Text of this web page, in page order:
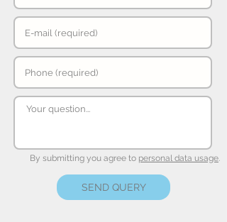
By submitting you agree to personal data usage.
SEND QUERY